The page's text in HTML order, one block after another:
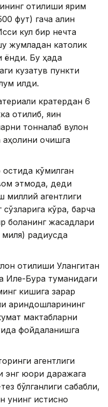
отилиши ярим
фут) гача қалин
кул бир нечта
жумладан католик
Бу ҳақда
кузатув пункти
қилди.
кратердан 6
отилиб, яқин
тонналаб вулқон
аҳолини қочишга
остида кўмилган
этмоқда, деди
миллий агентлиги
кўра, барча
боланинг жасадлари
радиусда
отилиши Улангитан
Иле-Бура туманидаги
кишига зарар
қариндошларининг
мактабларни
фойдаланишга
агентлиги
энг юқори даражага
бўлганлиги сабабли,
унинг истисно